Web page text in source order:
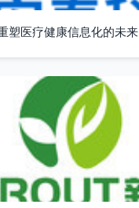
塑医疗健康信息化的未来